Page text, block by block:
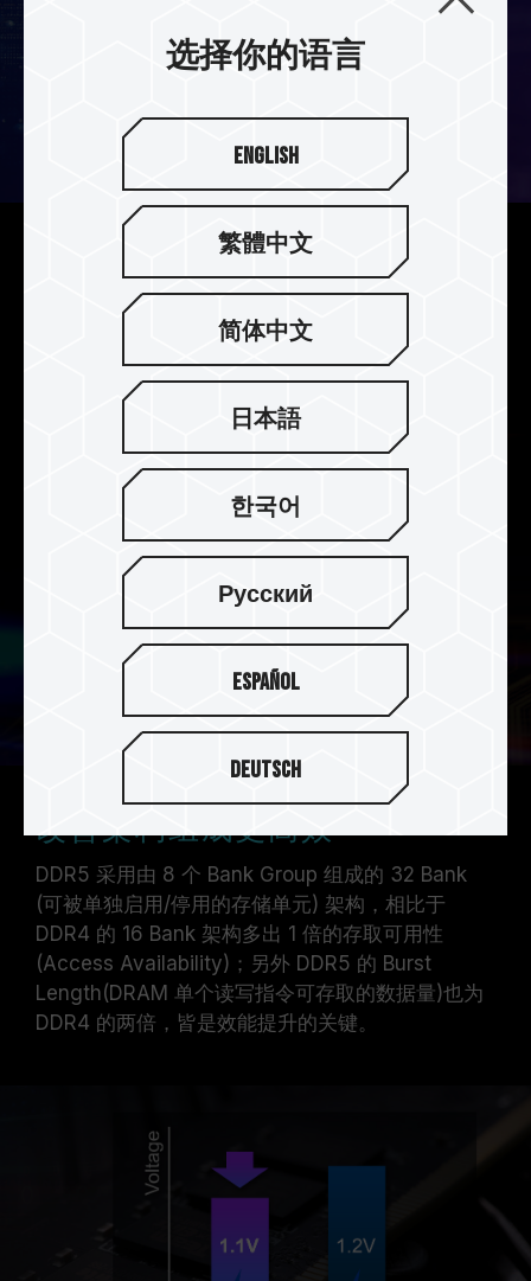
解放容量上限更多工
起步即从单支 8GB 开始，且依据 JEDEC 规范，可
发展至单支 128GB，解放你的内存容量上限，享受
同步多任务处理的流畅体验。
改善架构组成更高效
DDR5 采用由 8 个 Bank Group 组成的 32 Bank
(可被单独启用/停用的存储单元) 架构，相比于
DDR4 的 16 Bank 架构多出 1 倍的存取可用性
(Access Availability)；另外 DDR5 的 Burst
Length(DRAM 单个读写指令可存取的数据量)也为
DDR4 的两倍，皆是效能提升的关键。
选择你的语言
English
繁體中文
简体中文
日本語
한국어
Русский
Español
Deutsch